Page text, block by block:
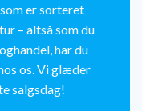
er sorteret
– altså som du
har du
os. Vi glæder
salgsdag!